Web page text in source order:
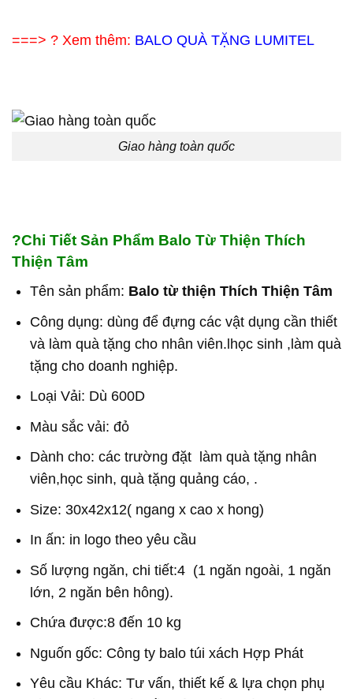
===> ? Xem thêm: BALO QUÀ TẶNG LUMITEL
Giao hàng toàn quốc
?Chi Tiết Sản Phẩm Balo Từ Thiện Thích
Thiện Tâm
Tên sản phẩm: Balo từ thiện Thích Thiện Tâm
Công dụng: dùng để đựng các vật dụng cần thiết
và làm quà tặng cho nhân viên.lhọc sinh ,làm quà
tặng cho doanh nghiệp.
Loại Vải: Dù 600D
Màu sắc vải: đỏ
Dành cho: các trường đặt làm quà tặng nhân
viên,học sinh, quà tặng quảng cáo, .
Size: 30x42x12( ngang x cao x hong)
In ấn: in logo theo yêu cầu
Số lượng ngăn, chi tiết:4 (1 ngăn ngoài, 1 ngăn
lớn, 2 ngăn bên hông).
Chứa được:8 đến 10 kg
Nguốn gốc: Công ty balo túi xách Hợp Phát
Yêu cầu Khác: Tư vấn, thiết kế & lựa chọn phụ